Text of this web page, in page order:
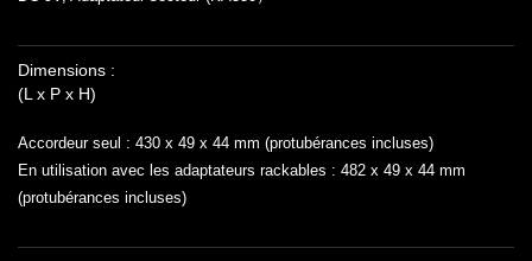
Dimensions :
(L x P x H)
Accordeur seul : 430 x 49 x 44 mm (protubérances incluses)
En utilisation avec les adaptateurs rackables : 482 x 49 x 44 mm
(protubérances incluses)